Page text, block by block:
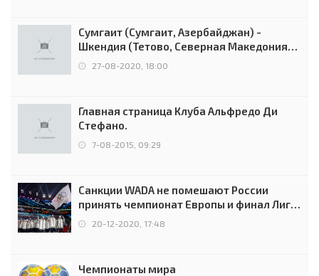
Сумгаит (Сумгаит, Азербайджан) -
Шкендия (Тетово, Северная Македония) -
0:2 (0:0)
27-08-2020, 18:00
Главная страница Клуба Альфредо Ди
Стефано.
7-08-2015, 09:29
Санкции WADA не помешают России
принять чемпионат Европы и финал Лиги
чемпионов.
20-12-2020, 17:48
Чемпионаты мира